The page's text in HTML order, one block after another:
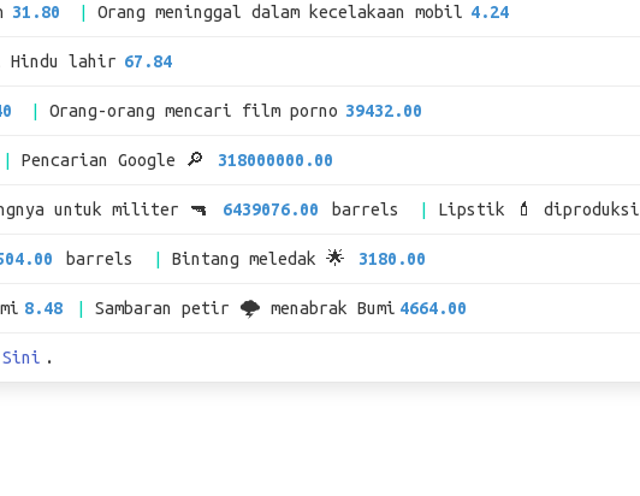
31.80 Orang meninggal dalam kecelakaan mobil 4.24
Hindu lahir 67.84
Orang-orang mencari film porno 39432.00
Pencarian Google 🔎 318000000.00
untuk militer 🔫 6439076.00 barrels Lipstik 💄 diproduksi
barrels Bintang meledak 🌟 3180.00
8.48 Sambaran petir 🌩 menabrak Bumi 4664.00
.